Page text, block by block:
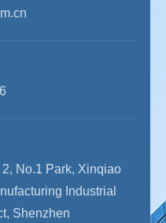
No.1 Park, Xinqiao
Industrial
Shenzhen